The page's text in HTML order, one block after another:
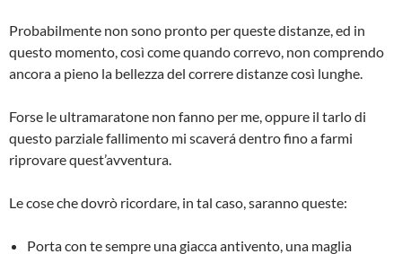
Probabilmente non sono pronto per queste distanze, ed in
questo momento, così come quando correvo, non comprendo
ancora a pieno la bellezza del correre distanze così lunghe.
Forse le ultramaratone non fanno per me, oppure il tarlo di
questo parziale fallimento mi scaverá dentro fino a farmi
riprovare quest’avventura.
Le cose che dovrò ricordare, in tal caso, saranno queste:
Porta con te sempre una giacca antivento, una maglia